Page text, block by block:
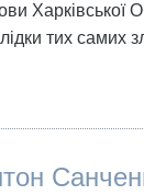
Харківської
тих самих